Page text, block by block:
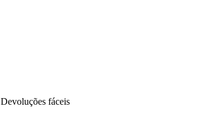
Devoluções fáceis